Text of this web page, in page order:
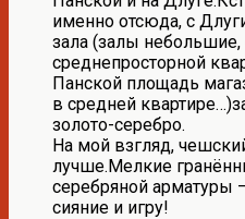
именно отсюда, с
зала (залы небольшие,
среднепросторной
Панской площадь
в средней
золото-серебро.
На мой взгляд,
лучше.Мелкие
серебряной арматуры
сияние и игру!